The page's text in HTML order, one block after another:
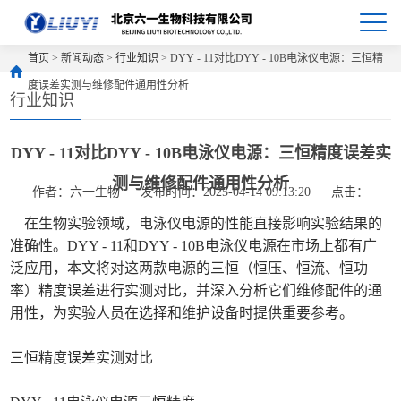
首页 >新闻动态 >行业知识 > DYY - 11对比DYY - 10B电泳仪电源：三恒精
度误差实测与维修配件通用性分析
行业知识
DYY - 11对比DYY - 10B电泳仪电源：三恒精度误差实
测与维修配件通用性分析
作者：六一生物 发布时间：2025-04-14 09:13:20 点击：
在生物实验领域，电泳仪电源的性能直接影响实验结果的
准确性。DYY - 11和DYY - 10B电泳仪电源在市场上都有广
泛应用，本文将对这两款电源的三恒（恒压、恒流、恒功
率）精度误差进行实测对比，并深入分析它们维修配件的通
用性，为实验人员在选择和维护设备时提供重要参考。
三恒精度误差实测对比